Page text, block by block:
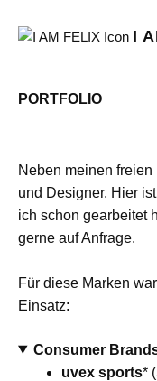
Inhalt
I
PORTFOLIO
Neben meinen
und Designer. Hier
ich schon gearbeitet
gerne auf Anfrage.
Für diese Marken
Einsatz:
Consumer
uvex sports*